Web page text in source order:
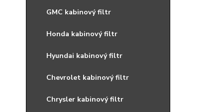
GMC kabinový filtr
Honda kabinový filtr
Hyundai kabinový filtr
Chevrolet kabinový filtr
Chrysler kabinový filtr